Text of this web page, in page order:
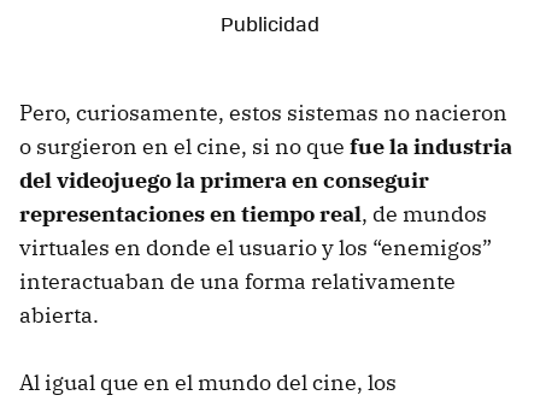
Pero, curiosamente, estos sistemas no nacieron
o surgieron en el cine, si no que fue la industria
del videojuego la primera en conseguir
representaciones en tiempo real, de mundos
virtuales en donde el usuario y los “enemigos”
interactuaban de una forma relativamente
abierta.
Al igual que en el mundo del cine, los